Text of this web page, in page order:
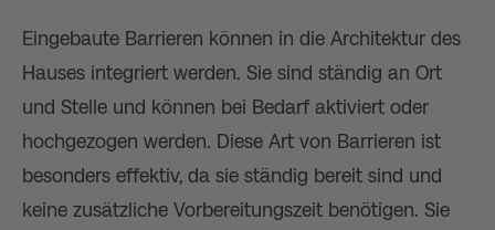
Eingebaute Barrieren können in die Architektur des
Hauses integriert werden. Sie sind ständig an Ort
und Stelle und können bei Bedarf aktiviert oder
hochgezogen werden. Diese Art von Barrieren ist
besonders effektiv, da sie ständig bereit sind und
keine zusätzliche Vorbereitungszeit benötigen. Sie